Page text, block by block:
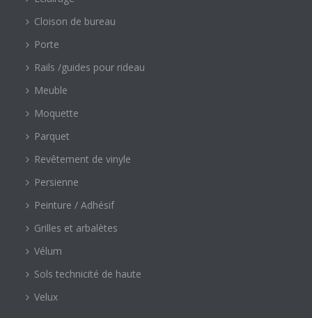
Cloison de bureau
Porte
Rails /guides pour rideau
Meuble
Moquette
Parquet
Revêtement de vinyle
Persienne
Peinture / Adhésif
Grilles et arbalètes
Vélum
Sols technicité de haute
Velux